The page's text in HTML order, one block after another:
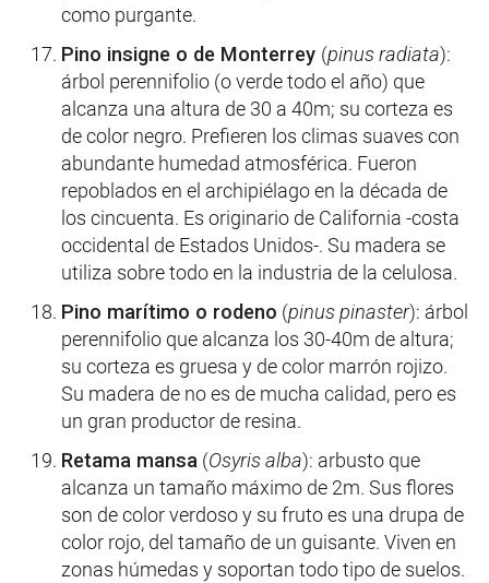
como purgante.
Pino insigne o de Monterrey (pinus radiata):
árbol perennifolio (o verde todo el año) que
alcanza una altura de 30 a 40m; su corteza es
de color negro. Prefieren los climas suaves con
abundante humedad atmosférica. Fueron
repoblados en el archipiélago en la década de
los cincuenta. Es originario de California -costa
occidental de Estados Unidos-. Su madera se
utiliza sobre todo en la industria de la celulosa.
Pino marítimo o rodeno (pinus pinaster): árbol
perennifolio que alcanza los 30-40m de altura;
su corteza es gruesa y de color marrón rojizo.
Su madera de no es de mucha calidad, pero es
un gran productor de resina.
Retama mansa (Osyris alba): arbusto que
alcanza un tamaño máximo de 2m. Sus flores
son de color verdoso y su fruto es una drupa de
color rojo, del tamaño de un guisante. Viven en
zonas húmedas y soportan todo tipo de suelos.